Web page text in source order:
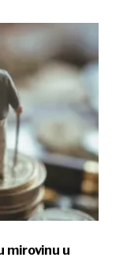
mirovinu u